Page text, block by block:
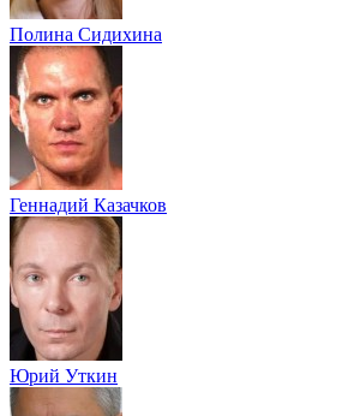
Полина Сидихина
Геннадий Казачков
Юрий Уткин